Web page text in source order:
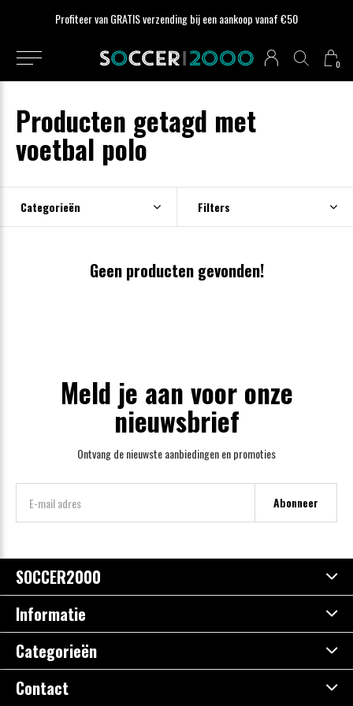
0
Profiteer van GRATIS verzending bij een aankoop vanaf €50
Producten getagd met
voetbal polo
Categorieën Filters
Geen producten gevonden!
Meld je aan voor onze
nieuwsbrief
Ontvang de nieuwste aanbiedingen en promoties
Abonneer
SOCCER2000
Informatie
Categorieën
Contact